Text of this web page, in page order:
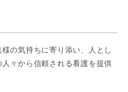
の気持ちに寄り添い、人とし
々から信頼される看護を提供